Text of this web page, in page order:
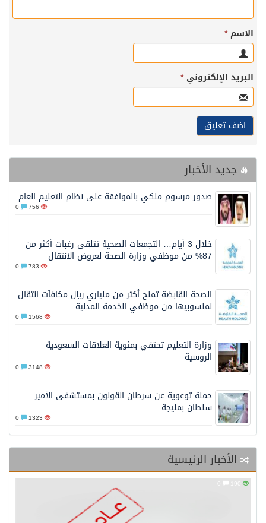
الاسم*
البريد الإلكتروني*
جديد الأخبار
صدور مرسوم ملكي بالموافقة على نظام التعليم العام
756
خلال 3 أيام… التجمعات الصحية تتلقى رغبات أكثر من
87% من موظفي وزارة الصحة لعروض الانتقال
783
الصحة القابضة تمنح أكثر من ملياري ريال مكافآت انتقال
لمنسوبيها من موظفي الخدمة المدنية
1568
وزارة التعليم تحتفي بمئوية العلاقات السعودية –
الروسية
3148
حملة توعوية عن سرطان القولون بمستشفى الأمير
سلطان بمليجة
1323
الأخبار الرئيسية